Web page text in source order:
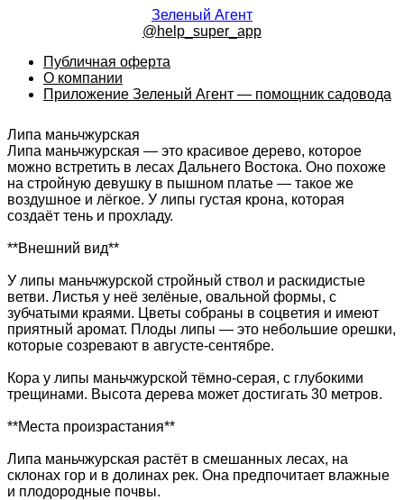
Зеленый Агент
@help_super_app
Публичная оферта
О компании
Приложение Зеленый Агент — помощник садовода
Липа маньчжурская
Липа маньчжурская — это красивое дерево, которое
можно встретить в лесах Дальнего Востока. Оно похоже
на стройную девушку в пышном платье — такое же
воздушное и лёгкое. У липы густая крона, которая
создаёт тень и прохладу.
**Внешний вид**
У липы маньчжурской стройный ствол и раскидистые
ветви. Листья у неё зелёные, овальной формы, с
зубчатыми краями. Цветы собраны в соцветия и имеют
приятный аромат. Плоды липы — это небольшие орешки,
которые созревают в августе-сентябре.
Кора у липы маньчжурской тёмно-серая, с глубокими
трещинами. Высота дерева может достигать 30 метров.
**Места произрастания**
Липа маньчжурская растёт в смешанных лесах, на
склонах гор и в долинах рек. Она предпочитает влажные
и плодородные почвы.